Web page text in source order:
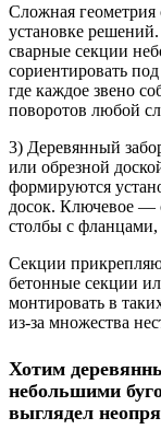
Сложная геометрия
установке
сварные секции
сориентировать
где каждое звено
поворотов любой
3) Деревянный
или обрезной
формируются
досок. Ключевое —
столбы с
Секции
бетонные секции
монтировать в
из-за множества
Хотим
небольшими
выглядел